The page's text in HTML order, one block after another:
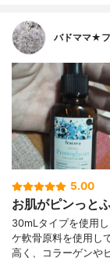
バドママ★
5.00
お肌がピンっと
30mLタイプを使用
ケ軟骨原料を使用し
高く、コラーゲンや